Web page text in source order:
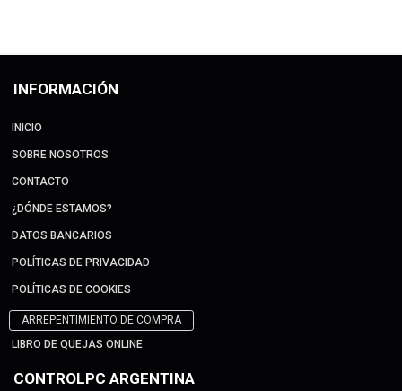
INFORMACIÓN
INICIO
SOBRE NOSOTROS
CONTACTO
¿DÓNDE ESTAMOS?
DATOS BANCARIOS
POLÍTICAS DE PRIVACIDAD
POLÍTICAS DE COOKIES
ARREPENTIMIENTO DE COMPRA
LIBRO DE QUEJAS ONLINE
CONTROLPC ARGENTINA